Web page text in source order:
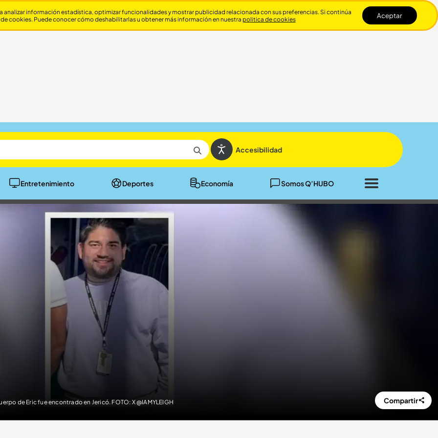
Accesibilidad
Entretenimiento Deportes Economía Somos Q’HUBO
Cerrar
de Eric fue encontrado en Jericó. FOTO: X @IAMYLEIGH Compartir
información estadística, optimizar funcionalidades y mostrar publicidad relacionada con sus preferencias. Si continúa
cookies. Puede conocer cómo deshabilitarlas u obtener más información en nuestra politica de cookies Aceptar